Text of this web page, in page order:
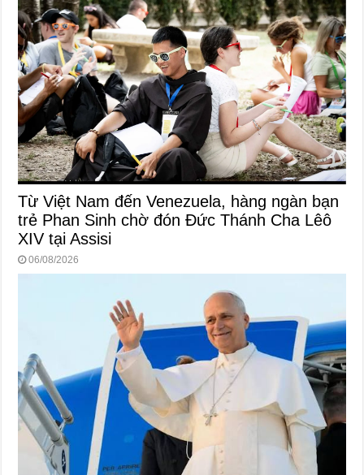
Từ Việt Nam đến Venezuela, hàng ngàn bạn
trẻ Phan Sinh chờ đón Đức Thánh Cha Lêô
XIV tại Assisi
06/08/2026